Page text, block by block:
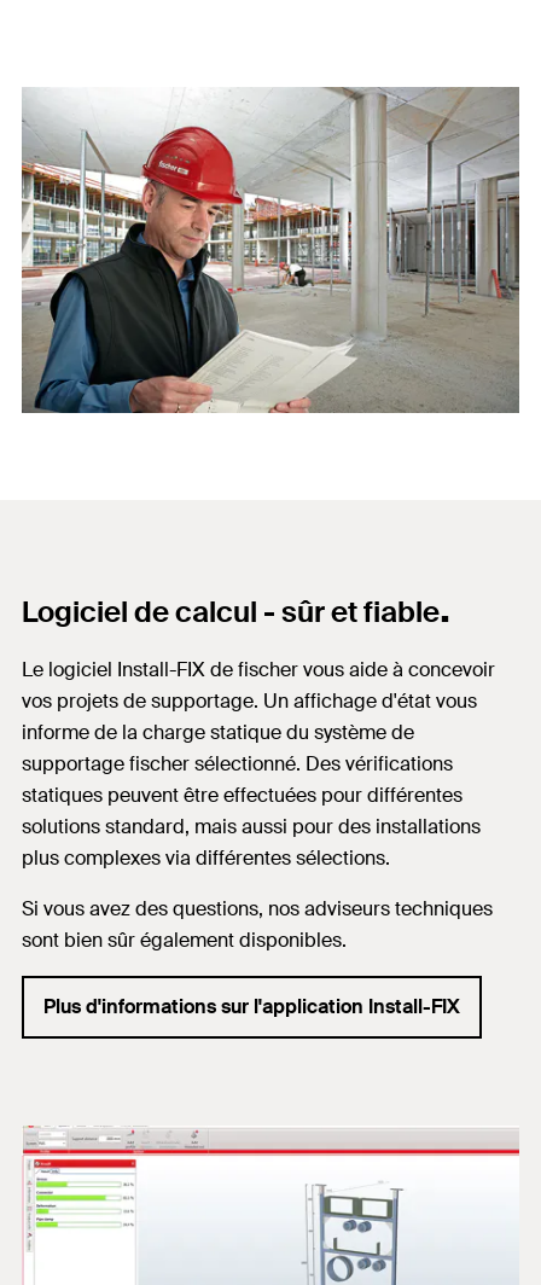
Logiciel de calcul - sûr et fiable.
Le logiciel Install-FIX de fischer vous aide à concevoir
vos projets de supportage. Un affichage d'état vous
informe de la charge statique du système de
supportage fischer sélectionné. Des vérifications
statiques peuvent être effectuées pour différentes
solutions standard, mais aussi pour des installations
plus complexes via différentes sélections.
Si vous avez des questions, nos adviseurs techniques
sont bien sûr également disponibles.
Plus d'informations sur l'application Install-FIX